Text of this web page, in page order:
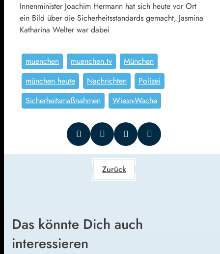
Innenminister Joachim Hermann hat sich heute vor Ort
ein Bild über die Sicherheitsstandards gemacht, Jasmina
Katharina Welter war dabei
muenchen muenchen.tv
München
münchen heute
Nachrichten
Polizei
Sicherheitsmaßnahmen
Wiesn-Wache
Zurück
Das könnte Dich auch
interessieren